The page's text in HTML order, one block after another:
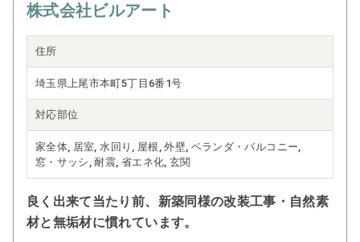
株式会社ビルアート
住所
埼玉県上尾市本町5丁目6番1号
対応部位
家全体, 居室, 水回り, 屋根, 外壁, ベランダ・バルコニー,
窓・サッシ, 耐震, 省エネ化, 玄関
良く出来て当たり前、新築同様の改装工事・自然素
材と無垢材に慣れています。